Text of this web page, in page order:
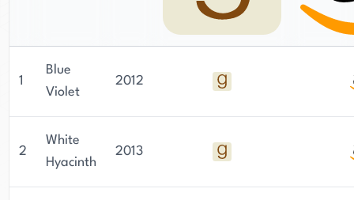
1
Blue
Violet
2012
2
White
Hyacinth
2013